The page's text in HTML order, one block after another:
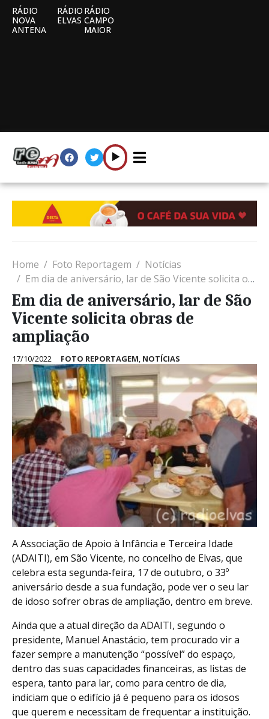
RÁDIO
NOVA
ANTENA
RÁDIO
ELVAS
RÁDIO
CAMPO
MAIOR
Home Foto Reportagem
Notícias
Em dia de aniversário, lar de São Vicente solicita obras de ampliação
Em dia de aniversário, lar de São
Vicente solicita obras de
ampliação
17/10/2022 FOTO REPORTAGEM, NOTÍCIAS
A Associação de Apoio à Infância e Terceira Idade
(ADAITI), em São Vicente, no concelho de Elvas, que
celebra esta segunda-feira, 17 de outubro, o 33º
aniversário desde a sua fundação, pode ver o seu lar
de idoso sofrer obras de ampliação, dentro em breve.
Ainda que a atual direção da ADAITI, segundo o
presidente, Manuel Anastácio, tem procurado vir a
fazer sempre a manutenção “possível” do espaço,
dentro das suas capacidades financeiras, as listas de
espera, tanto para lar, como para centro de dia,
indiciam que o edifício já é pequeno para os idosos
que querem e necessitam de frequentar a instituição.